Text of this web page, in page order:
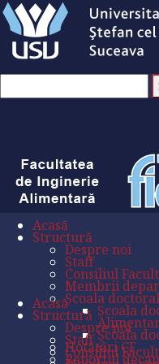
Acasă
Structură
Despre noi
Staff
Consiliul
Membrii
Școala
Școala
Școala
Hotătâri CF
Raportul
Acasă
Structură
Despre noi
Staff
Consiliul